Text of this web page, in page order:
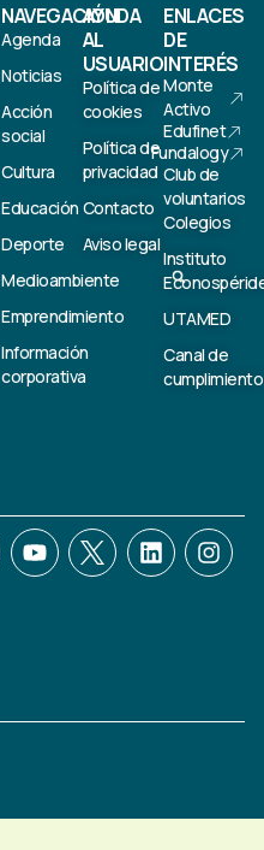
NAVEGACIÓN
Agenda
Noticias
Acción
social
Cultura
Educación
Deporte
Medioambiente
Emprendimiento
Información
corporativa
AYUDA
AL
USUARIO
Política de
cookies
Política de
privacidad
Contacto
Aviso legal
ENLACES
DE
INTERÉS
Monte
Activo
Edufinet
Fundalogy
Club de
voluntarios
Colegios
Instituto
UTAMED
Canal de
cumplimiento